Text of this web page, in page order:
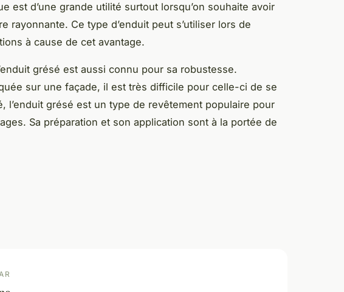
est d’une grande utilité surtout lorsqu’on souhaite avoir
rayonnante. Ce type d’enduit peut s’utiliser lors de
à cause de cet avantage.
grésé est aussi connu pour sa robustesse.
sur une façade, il est très difficile pour celle-ci de se
l’enduit grésé est un type de revêtement populaire pour
Sa préparation et son application sont à la portée de